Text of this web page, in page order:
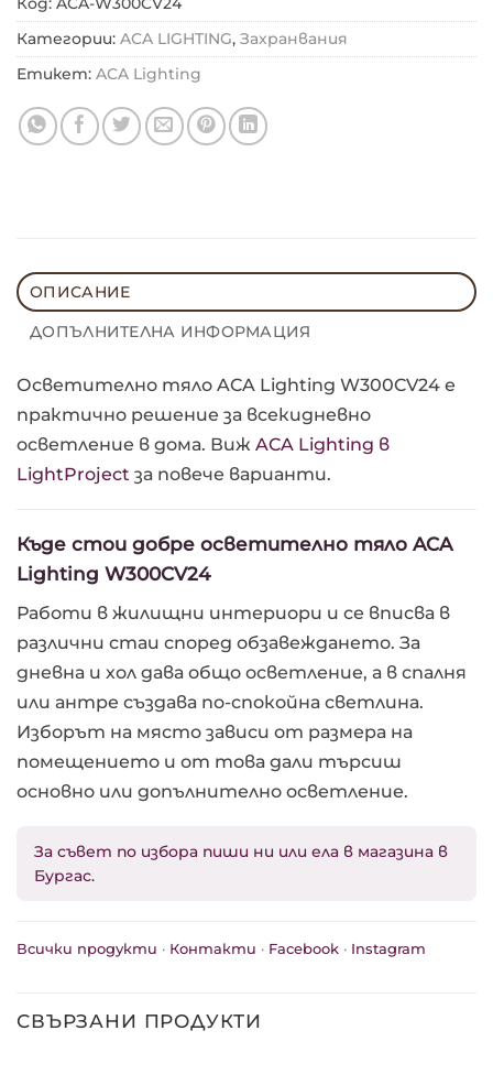
Категории: ACA LIGHTING, Захранвания
Етикет: ACA Lighting
ОПИСАНИЕ
ДОПЪЛНИТЕЛНА ИНФОРМАЦИЯ
Осветително тяло ACA Lighting W300CV24 е
практично решение за всекидневно
осветление в дома. Виж ACA Lighting в
LightProject за повече варианти.
Къде стои добре осветително тяло ACA
Lighting W300CV24
Работи в жилищни интериори и се вписва в
различни стаи според обзавеждането. За
дневна и хол дава общо осветление, а в спалня
или антре създава по-спокойна светлина.
Изборът на място зависи от размера на
помещението и от това дали търсиш
основно или допълнително осветление.
За съвет по избора пиши ни или ела в магазина в
Бургас.
Всички продукти · Контакти · Facebook · Instagram
СВЪРЗАНИ ПРОДУКТИ